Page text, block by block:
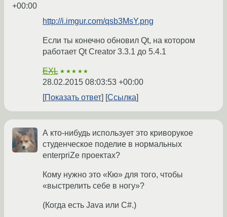
+00:00
http://i.imgur.com/qsb3MsY.png
Если ты конечно обновил Qt, на котором
работает Qt Creator 3.3.1 до 5.4.1
EXL ★★★★★
28.02.2015 08:03:53 +00:00
Показать ответ
Ссылка
А кто-нибудь использует это криворукое
студенческое поделие в нормальных
enterpriZe проектах?
Кому нужно это «Кю» для того, чтобы
«выстрелить себе в ногу»?
(Когда есть Java или C#.)